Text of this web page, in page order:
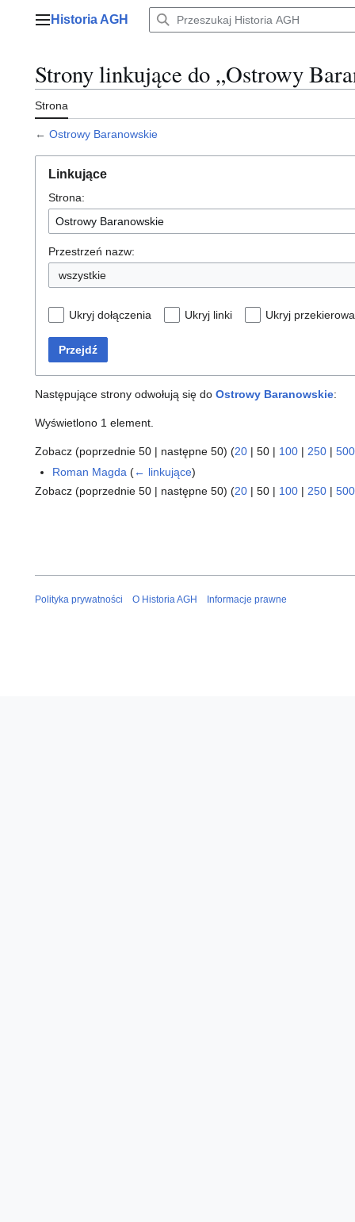
Menu główne
Historia AGH
Strony linkujące do „Ostrowy
Strona
← Ostrowy Baranowskie
Linkujące
Strona:
Przestrzeń nazw:
wszystkie
Ukryj dołączenia Ukryj linki Ukryj
Przejdź
Następujące strony odwołują się do Ostrowy Baranowskie:
Wyświetlono 1 element.
Zobacz (poprzednie 50 | następne 50) (20 | 50 | 100 | 250 | 500
Roman Magda (← linkujące)
Zobacz (poprzednie 50 | następne 50) (20 | 50 | 100 | 250 | 500
Polityka prywatności O Historia AGH Informacje prawne